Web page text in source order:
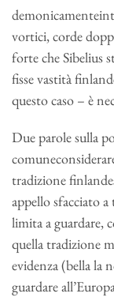
vortici, corde
forte che Sibelius
fisse vastità
questo caso – è
Due parole sulla
tradizione
appello sfacciato
limita a guardare,
quella tradizione
evidenza (bella la
guardare